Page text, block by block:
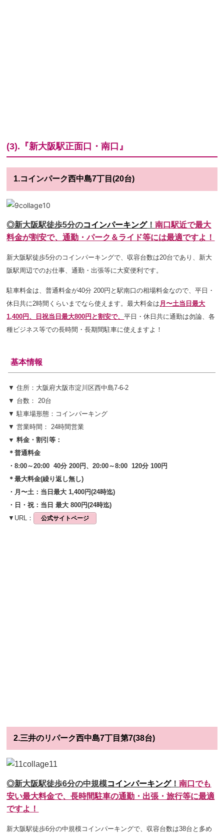
(3).『新大阪駅正面口・南口』
1.コインパーク西中島7丁目(20台)
◎新大阪駅徒歩5分のコインパーキング！南口駅近で最大
料金が割安で、通勤・パーク＆ライド等には最適ですよ！
新大阪駅徒歩5分のコインパーキングで、収容台数は20台であり
、新大
阪駅周辺でのお仕事、通勤・出張等に大変便利です。
駐車料金は、普通料金が40分 200円と駅南口の相場料金なので、平日・
休日共に2時間 くらいまでなら使えます。最大料金は 月〜土当日最大
1,400円、日祝当日最大800円と割安で、平日・休日共に通勤は勿論、各
種ビジネス等での長時間・長期間駐車に使えますよ！
基本情報
▼ 住所：大阪府大阪市淀川区西中島7-6-2
▼ 台数： 20台
▼ 駐車場形態：コインパーキング
▼ 営業時間： 24時間営業
▼ 料金・割引等：
＊普通料金
・8:00～20:00 40分 200円、20:00～8:00 120分 100円
＊最大料金(繰り返し無し)
・月〜土：当日最大 1,400円(24時迄)
・日・祝：当日 最大 800円(24時迄)
▼URL：
公式サイトページ
2.三井のリパーク西中島7丁目第7(38台)
◎新大阪駅徒歩6分の中規模コインパーキング！南口でも
安い最大料金で、長時間駐車の通勤・出張・旅行等に最適
ですよ！
新大阪駅徒歩6分の中規模コインパーキングで、収容台数は38台と多め